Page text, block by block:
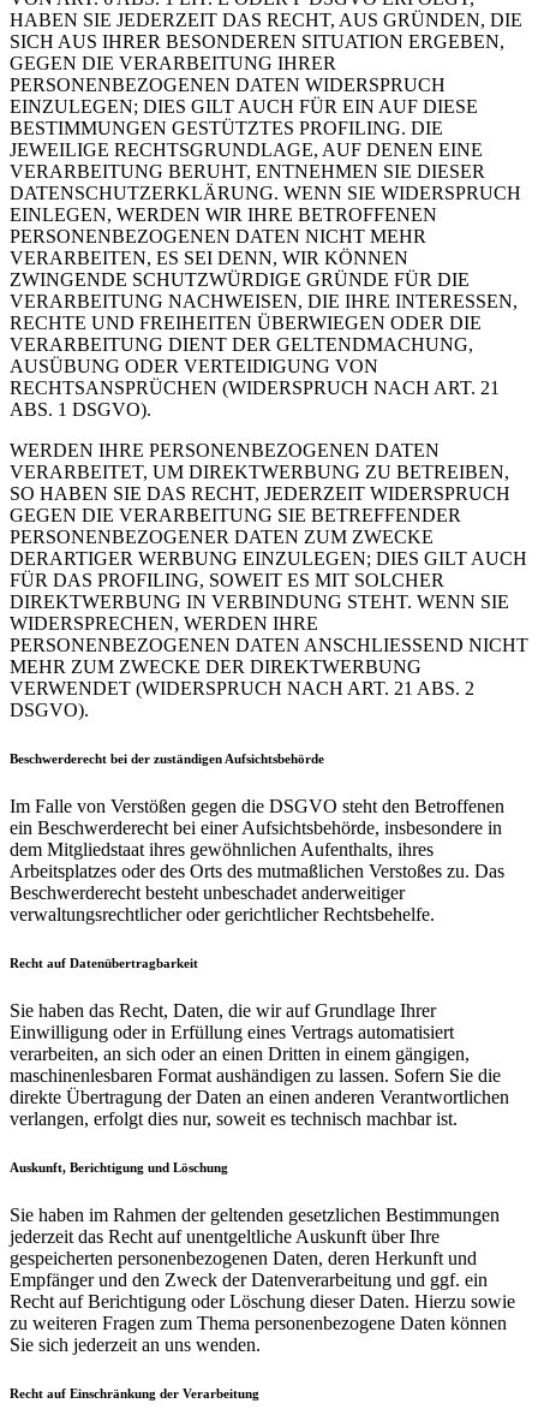
HABEN SIE JEDERZEIT DAS RECHT, AUS GRÜNDEN, DIE
SICH AUS IHRER BESONDEREN SITUATION ERGEBEN,
GEGEN DIE VERARBEITUNG IHRER
PERSONENBEZOGENEN DATEN WIDERSPRUCH
EINZULEGEN; DIES GILT AUCH FÜR EIN AUF DIESE
BESTIMMUNGEN GESTÜTZTES PROFILING. DIE
JEWEILIGE RECHTSGRUNDLAGE, AUF DENEN EINE
VERARBEITUNG BERUHT, ENTNEHMEN SIE DIESER
DATENSCHUTZERKLÄRUNG. WENN SIE WIDERSPRUCH
EINLEGEN, WERDEN WIR IHRE BETROFFENEN
PERSONENBEZOGENEN DATEN NICHT MEHR
VERARBEITEN, ES SEI DENN, WIR KÖNNEN
ZWINGENDE SCHUTZWÜRDIGE GRÜNDE FÜR DIE
VERARBEITUNG NACHWEISEN, DIE IHRE INTERESSEN,
RECHTE UND FREIHEITEN ÜBERWIEGEN ODER DIE
VERARBEITUNG DIENT DER GELTENDMACHUNG,
AUSÜBUNG ODER VERTEIDIGUNG VON
RECHTSANSPRÜCHEN (WIDERSPRUCH NACH ART. 21
ABS. 1 DSGVO).
WERDEN IHRE PERSONENBEZOGENEN DATEN
VERARBEITET, UM DIREKTWERBUNG ZU BETREIBEN,
SO HABEN SIE DAS RECHT, JEDERZEIT WIDERSPRUCH
GEGEN DIE VERARBEITUNG SIE BETREFFENDER
PERSONENBEZOGENER DATEN ZUM ZWECKE
DERARTIGER WERBUNG EINZULEGEN; DIES GILT AUCH
FÜR DAS PROFILING, SOWEIT ES MIT SOLCHER
DIREKTWERBUNG IN VERBINDUNG STEHT. WENN SIE
WIDERSPRECHEN, WERDEN IHRE
PERSONENBEZOGENEN DATEN ANSCHLIESSEND NICHT
MEHR ZUM ZWECKE DER DIREKTWERBUNG
VERWENDET (WIDERSPRUCH NACH ART. 21 ABS. 2
DSGVO).
Beschwerde­recht bei der zuständigen Aufsichts­behörde
Im Falle von Verstößen gegen die DSGVO steht den Betroffenen
ein Beschwerderecht bei einer Aufsichtsbehörde, insbesondere in
dem Mitgliedstaat ihres gewöhnlichen Aufenthalts, ihres
Arbeitsplatzes oder des Orts des mutmaßlichen Verstoßes zu. Das
Beschwerderecht besteht unbeschadet anderweitiger
verwaltungsrechtlicher oder gerichtlicher Rechtsbehelfe.
Recht auf Daten­übertrag­barkeit
Sie haben das Recht, Daten, die wir auf Grundlage Ihrer
Einwilligung oder in Erfüllung eines Vertrags automatisiert
verarbeiten, an sich oder an einen Dritten in einem gängigen,
maschinenlesbaren Format aushändigen zu lassen. Sofern Sie die
direkte Übertragung der Daten an einen anderen Verantwortlichen
verlangen, erfolgt dies nur, soweit es technisch machbar ist.
Auskunft, Berichtigung und Löschung
Sie haben im Rahmen der geltenden gesetzlichen Bestimmungen
jederzeit das Recht auf unentgeltliche Auskunft über Ihre
gespeicherten personenbezogenen Daten, deren Herkunft und
Empfänger und den Zweck der Datenverarbeitung und ggf. ein
Recht auf Berichtigung oder Löschung dieser Daten. Hierzu sowie
zu weiteren Fragen zum Thema personenbezogene Daten können
Sie sich jederzeit an uns wenden.
Recht auf Einschränkung der Verarbeitung